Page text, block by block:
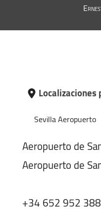
Sevilla Aeropuerto
Aeropuerto de
Aeropuerto de
+34 652 952 388